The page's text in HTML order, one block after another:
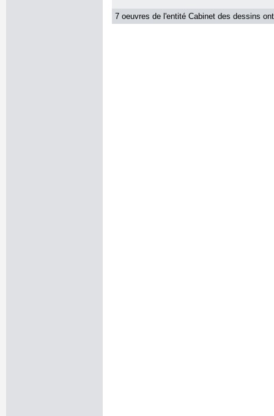
7 oeuvres de l'entité Cabinet des dessins